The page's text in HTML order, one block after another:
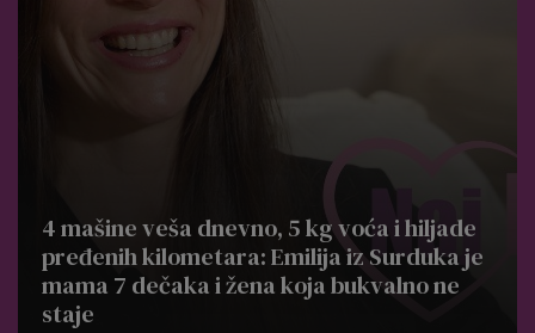
4 mašine veša dnevno, 5 kg voća i hiljade
pređenih kilometara: Emilija iz Surduka je
mama 7 dečaka i žena koja bukvalno ne
staje